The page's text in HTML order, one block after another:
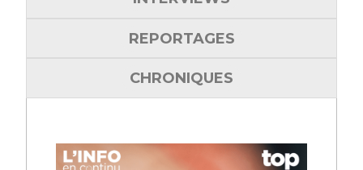
REPORTAGES
CHRONIQUES